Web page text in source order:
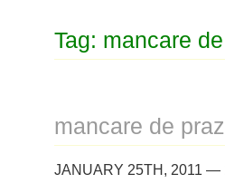
Tag: mancare
mancare de
JANUARY 25TH, 2011 —